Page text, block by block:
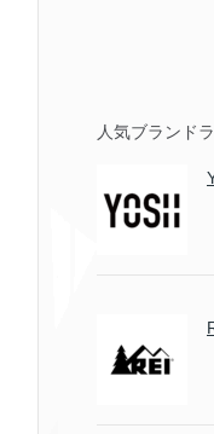
人気ブランド